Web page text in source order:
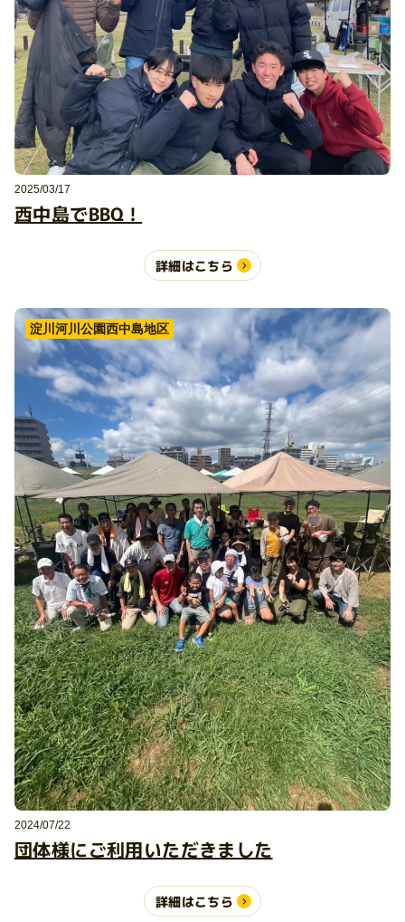
2025/03/17
西中島でBBQ！
詳細はこちら
淀川河川公園西中島地区
2024/07/22
団体様にご利用いただきました
詳細はこちら